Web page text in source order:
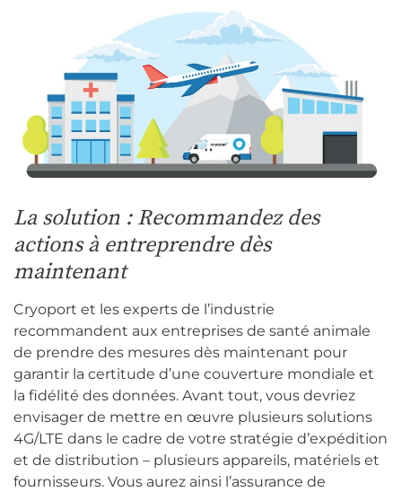
La solution : Recommandez des
actions à entreprendre dès
maintenant
Cryoport et les experts de l’industrie
recommandent aux entreprises de santé animale
de prendre des mesures dès maintenant pour
garantir la certitude d’une couverture mondiale et
la fidélité des données. Avant tout, vous devriez
envisager de mettre en œuvre plusieurs solutions
4G/LTE dans le cadre de votre stratégie d’expédition
et de distribution – plusieurs appareils, matériels et
fournisseurs. Vous aurez ainsi l’assurance de